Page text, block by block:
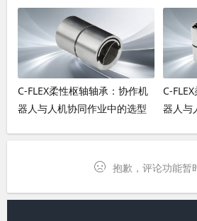
C-FLEX柔性枢轴轴承：协作机
器人与人机协同作业中的选型
C-
器人与
抱歉，评论功能暂